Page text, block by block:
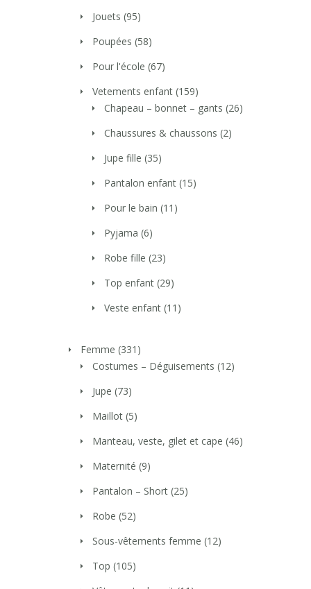
Jouets (95)
Poupées (58)
Pour l'école (67)
Vetements enfant (159)
Chapeau – bonnet – gants (26)
Chaussures & chaussons (2)
Jupe fille (35)
Pantalon enfant (15)
Pour le bain (11)
Pyjama (6)
Robe fille (23)
Top enfant (29)
Veste enfant (11)
Femme (331)
Costumes – Déguisements (12)
Jupe (73)
Maillot (5)
Manteau, veste, gilet et cape (46)
Maternité (9)
Pantalon – Short (25)
Robe (52)
Sous-vêtements femme (12)
Top (105)